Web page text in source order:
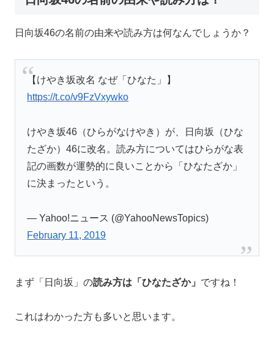
日向坂46の名前の由来や読み方は何なんでしょうか？
【けやき坂改名 なぜ「ひなた」】
https://t.co/v9FzVxywko
けやき坂46（ひらがなけやき）が、日向坂（ひな
たざか）46に改名。読み方についてはひらがな表
記の画数が運勢的に良いことから「ひなたざか」
に決まったという。
— Yahoo!ニュース (@YahooNewsTopics)
February 11, 2019
まず「日向坂」の読み方は「ひなたざか」 ですね！
これはわかった方も多いと思います。